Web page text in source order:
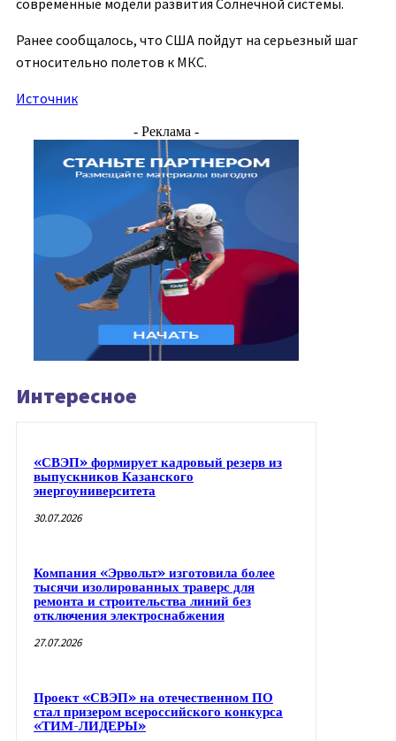
современные модели развития Солнечной системы.
Ранее сообщалось, что США пойдут на серьезный шаг
относительно полетов к МКС.
Источник
- Реклама -
Интересное
«СВЭП» формирует кадровый резерв из
выпускников Казанского
энергоуниверситета
30.07.2026
Компания «Эрвольт» изготовила более
тысячи изолированных траверс для
ремонта и строительства линий без
отключения электроснабжения
27.07.2026
Проект «СВЭП» на отечественном ПО
стал призером всероссийского конкурса
«ТИМ-ЛИДЕРЫ»